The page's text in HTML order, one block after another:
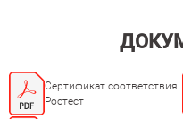
Сертификат соответствия
Ростест